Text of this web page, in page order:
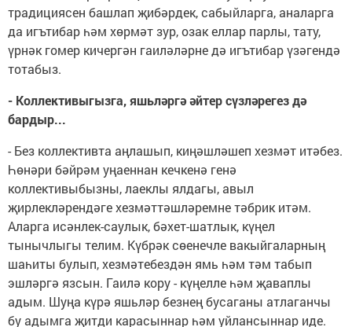
традициясен башлап җибәрдек, сабыйларга, аналарга
да игътибар һәм хөрмәт зур, озак еллар парлы, тату,
үрнәк гомер кичергән гаиләләрне дә игътибар үзәгендә
тотабыз.
- Коллективыгызга, яшьләргә әйтер сүзләрегез дә
бардыр...
- Без коллективта аңлашып, киңәшләшеп хезмәт итәбез.
Һөнәри бәйрәм уңаеннан кечкенә генә
коллективыбызны, лаеклы ялдагы, авыл
җирлекләрендәге хезмәттәшләремне тәбрик итәм.
Аларга исәнлек-саулык, бәхет-шатлык, күңел
тынычлыгы телим. Күбрәк сөенечле вакыйгаларның
шаһиты булып, хезмәтебездән ямь һәм тәм табып
эшләргә язсын. Гаилә кору - күңелле һәм җаваплы
адым. Шуңа күрә яшьләр безнең бусаганы атлаганчы
бу адымга җитди карасыннар һәм уйлансыннар иде.